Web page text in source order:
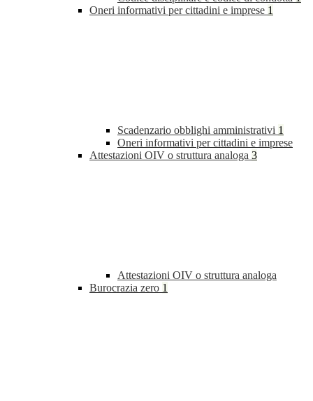
Oneri informativi per cittadini e imprese 1
Scadenzario obblighi amministrativi 1
Oneri informativi per cittadini e imprese
Attestazioni OIV o struttura analoga 3
Attestazioni OIV o struttura analoga
Burocrazia zero 1